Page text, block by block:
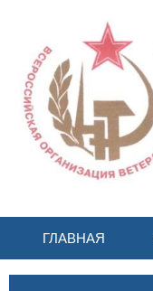
ГЛАВНАЯ